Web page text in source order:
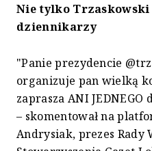
Nie tylko
dziennikarzy
"Panie prezydencie
organizuje pan wielką
zaprasza ANI
– skomentował na
Andrysiak, prezes Rady